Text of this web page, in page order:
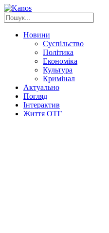
Новини
Суспільство
Політика
Економіка
Культура
Кримінал
Актуально
Погляд
Інтерактив
Життя ОТГ